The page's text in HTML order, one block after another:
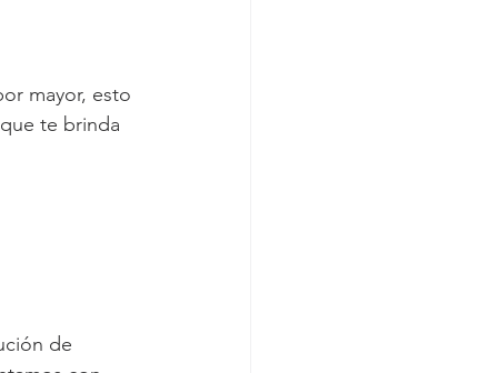
mayor, esto
te brinda
de